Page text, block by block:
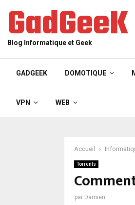
GadGeeK
Blog Informatique et Geek
GADGEEK DOMOTIQUE
VPN WEB
Accueil
Torrents
par Damien